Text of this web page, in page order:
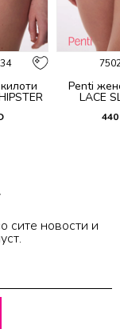
Penti
LACE
440
сите новости и